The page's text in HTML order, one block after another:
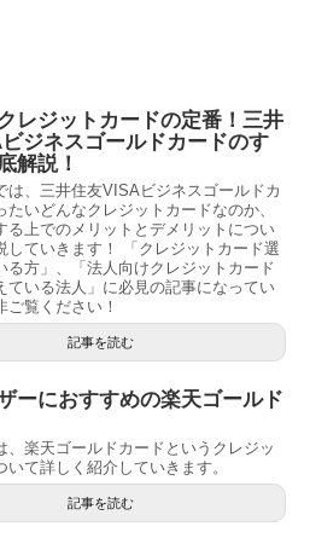
レジットカードの定番！三井
ジネスゴールドカードのす
解説！
は、三井住友VISAビジネスゴールドカ
たいどんなクレジットカードなのか、
る上でのメリットとデメリットについ
していきます！ 「クレジットカード選
る方」、「法人向けクレジットカード
ている法人」に必見の記事になってい
ご覧ください！
記事を読む
ーにおすすめの楽天ゴールド
、楽天ゴールドカードというクレジッ
いて詳しく紹介していきます。
記事を読む